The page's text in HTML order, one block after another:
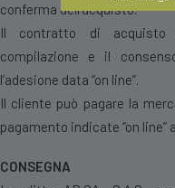
conferma dell’acquisto.
Il contratto di acquisto
compilazione e il
l’adesione data “on line”.
Il cliente può pagare la
pagamento indicate “on line”
CONSEGNA